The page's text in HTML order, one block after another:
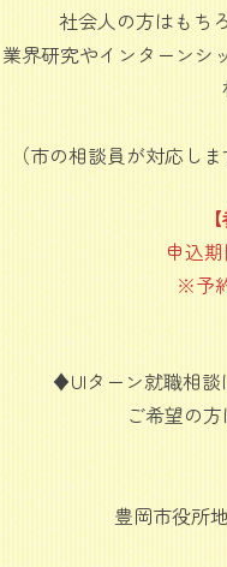
社会人の方はもち
業界研究やインターンシ
（市の相談員が対応し
【
申込
※予約
♦UIターン就職相談
ご希望の方は
豊岡市役所